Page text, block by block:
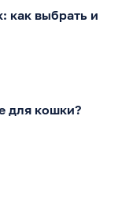
как выбрать и
для кошки?